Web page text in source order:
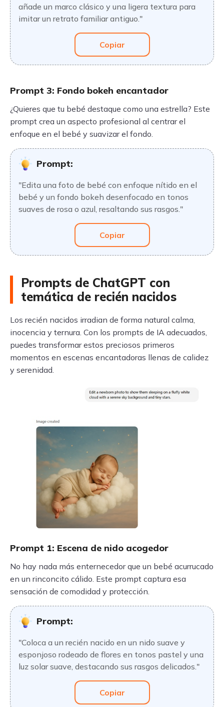
añade un marco clásico y una ligera textura para
imitar un retrato familiar antiguo."
Copiar
Prompt 3: Fondo bokeh encantador
¿Quieres que tu bebé destaque como una estrella? Este
prompt crea un aspecto profesional al centrar el
enfoque en el bebé y suavizar el fondo.
Prompt:
"Edita una foto de bebé con enfoque nítido en el
bebé y un fondo bokeh desenfocado en tonos
suaves de rosa o azul, resaltando sus rasgos."
Copiar
Prompts de ChatGPT con
temática de recién nacidos
Los recién nacidos irradian de forma natural calma,
inocencia y ternura. Con los prompts de IA adecuados,
puedes transformar estos preciosos primeros
momentos en escenas encantadoras llenas de calidez
y serenidad.
Prompt 1: Escena de nido acogedor
No hay nada más enternecedor que un bebé acurrucado
en un rinconcito cálido. Este prompt captura esa
sensación de comodidad y protección.
Prompt:
"Coloca a un recién nacido en un nido suave y
esponjoso rodeado de flores en tonos pastel y una
luz solar suave, destacando sus rasgos delicados."
Copiar